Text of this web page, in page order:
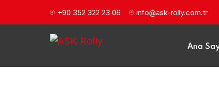
+90 352 322 23 06 info@ask-rolly.com.tr
Ana